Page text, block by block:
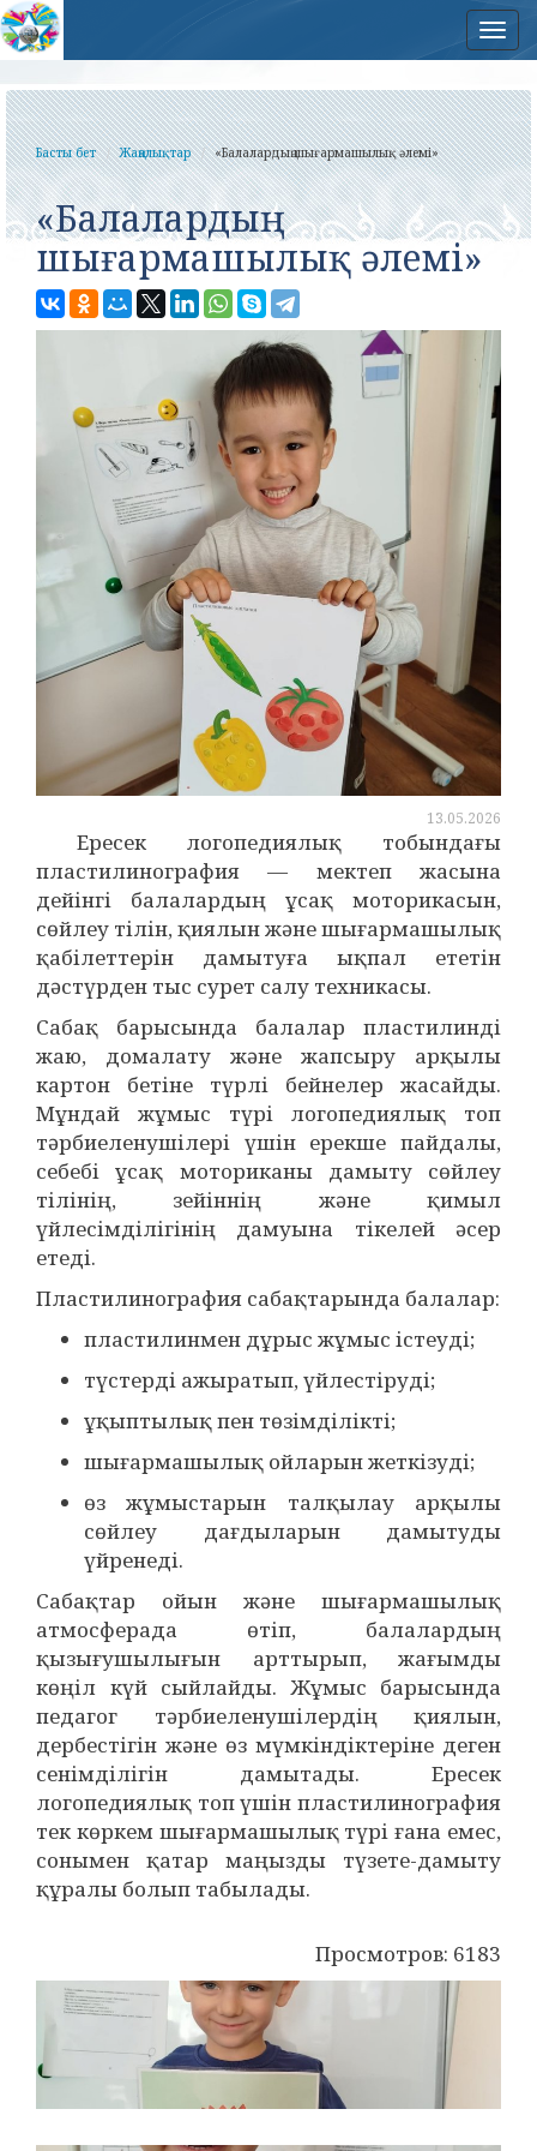
Басты бет Жаңалықтар «Балалардың шығармашылық әлемі»
«Балалардың
шығармашылық әлемі»
13.05.2026
Ересек логопедиялық тобындағы
пластилинография — мектеп жасына
дейінгі балалардың ұсақ моторикасын,
сөйлеу тілін, қиялын және шығармашылық
қабілеттерін дамытуға ықпал ететін
дәстүрден тыс сурет салу техникасы.
Сабақ барысында балалар пластилинді
жаю, домалату және жапсыру арқылы
картон бетіне түрлі бейнелер жасайды.
Мұндай жұмыс түрі логопедиялық топ
тәрбиеленушілері үшін ерекше пайдалы,
себебі ұсақ моториканы дамыту сөйлеу
тілінің, зейіннің және қимыл
үйлесімділігінің дамуына тікелей әсер
етеді.
Пластилинография сабақтарында балалар:
пластилинмен дұрыс жұмыс істеуді;
түстерді ажыратып, үйлестіруді;
ұқыптылық пен төзімділікті;
шығармашылық ойларын жеткізуді;
өз жұмыстарын талқылау арқылы
сөйлеу дағдыларын дамытуды
үйренеді.
Сабақтар ойын және шығармашылық
атмосферада өтіп, балалардың
қызығушылығын арттырып, жағымды
көңіл күй сыйлайды. Жұмыс барысында
педагог тәрбиеленушілердің қиялын,
дербестігін және өз мүмкіндіктеріне деген
сенімділігін дамытады. Ересек
логопедиялық топ үшін пластилинография
тек көркем шығармашылық түрі ғана емес,
сонымен қатар маңызды түзете-дамыту
құралы болып табылады.
Просмотров: 6183